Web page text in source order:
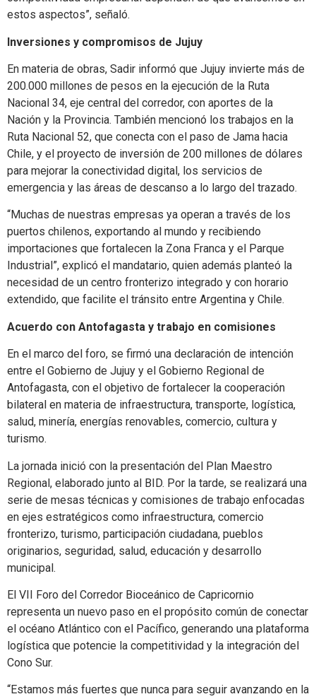
estos aspectos”, señaló.
Inversiones y compromisos de Jujuy
En materia de obras, Sadir informó que Jujuy invierte más de
200.000 millones de pesos en la ejecución de la Ruta
Nacional 34, eje central del corredor, con aportes de la
Nación y la Provincia. También mencionó los trabajos en la
Ruta Nacional 52, que conecta con el paso de Jama hacia
Chile, y el proyecto de inversión de 200 millones de dólares
para mejorar la conectividad digital, los servicios de
emergencia y las áreas de descanso a lo largo del trazado.
“Muchas de nuestras empresas ya operan a través de los
puertos chilenos, exportando al mundo y recibiendo
importaciones que fortalecen la Zona Franca y el Parque
Industrial”, explicó el mandatario, quien además planteó la
necesidad de un centro fronterizo integrado y con horario
extendido, que facilite el tránsito entre Argentina y Chile.
Acuerdo con Antofagasta y trabajo en comisiones
En el marco del foro, se firmó una declaración de intención
entre el Gobierno de Jujuy y el Gobierno Regional de
Antofagasta, con el objetivo de fortalecer la cooperación
bilateral en materia de infraestructura, transporte, logística,
salud, minería, energías renovables, comercio, cultura y
turismo.
La jornada inició con la presentación del Plan Maestro
Regional, elaborado junto al BID. Por la tarde, se realizará una
serie de mesas técnicas y comisiones de trabajo enfocadas
en ejes estratégicos como infraestructura, comercio
fronterizo, turismo, participación ciudadana, pueblos
originarios, seguridad, salud, educación y desarrollo
municipal.
El VII Foro del Corredor Bioceánico de Capricornio
representa un nuevo paso en el propósito común de conectar
el océano Atlántico con el Pacífico, generando una plataforma
logística que potencie la competitividad y la integración del
Cono Sur.
“Estamos más fuertes que nunca para seguir avanzando en la